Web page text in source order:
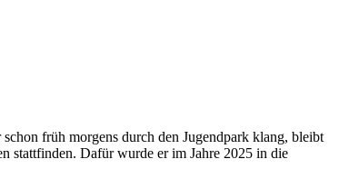
früh morgens durch den Jugendpark klang, bleibt
stattfinden. Dafür wurde er im Jahre 2025 in die